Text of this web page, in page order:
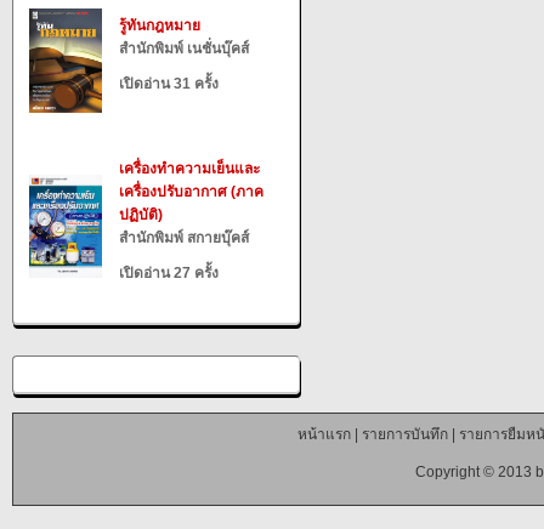
รู้ทันกฎหมาย
สำนักพิมพ์ เนชั่นบุ๊คส์
เปิดอ่าน 31 ครั้ง
เครื่องทำความเย็นและ
เครื่องปรับอากาศ (ภาค
ปฏิบัติ)
สำนักพิมพ์ สกายบุ๊คส์
เปิดอ่าน 27 ครั้ง
หน้าแรก| รายการบันทึก| รายการยืมห
Copyright © 2013